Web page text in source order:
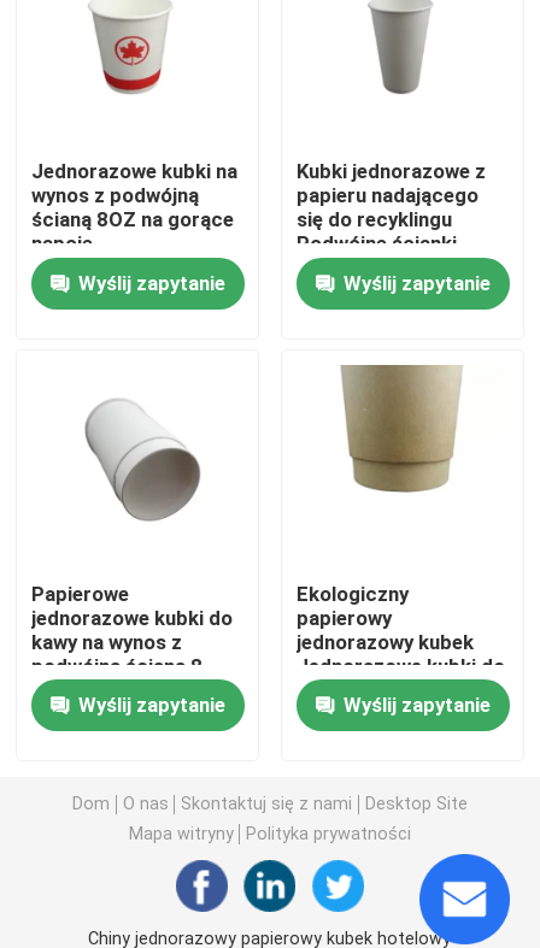
Wycieczka po fabryce
Kontrola jakości
Skontaktuj się z nami
Aktualności
Plastikowy kubek jednorazowy
PAPIEROWY KUBEK JEDNORAZOWY
Plastikowa torba jednorazowa
Plastikowe pudełko do pakowania żywności
Pojemnik biodegradowalny
Jednorazowe kubki na
wynos z podwójną
ścianą 8OZ na gorące
napoje
Wyślij zapytanie
Kubki jednorazowe z
papieru nadającego
się do recyklingu
Podwójne ścianki
Kubki do napojów na
wynos z gorącą kawą
Wyślij zapytanie
Papierowe
jednorazowe kubki do
kawy na wynos z
podwójną ścianą 8
uncji
Wyślij zapytanie
Ekologiczny
papierowy
jednorazowy kubek
Jednorazowe kubki do
kawy na wynos
Wyślij zapytanie
Dom O nas Skontaktuj się z nami
Desktop Site
Mapa witryny
Polityka prywatności
Chiny jednorazowy papierowy kubek hotelowy